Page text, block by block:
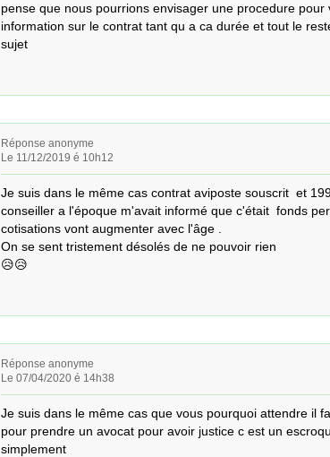
pense que nous pourrions envisager une procedure pour
information sur le contrat tant qu a ca durée et tout le
sujet
Réponse anonyme
Le 11/12/2019 é 10h12
Je suis dans le même cas contrat aviposte souscrit  et
conseiller a l'époque m'avait informé que c'était  fonds
cotisations vont augmenter avec l'âge .
On se sent tristement désolés de ne pouvoir rien
😥😥
Réponse anonyme
Le 07/04/2020 é 14h38
Je suis dans le même cas que vous pourquoi attendre il
pour prendre un avocat pour avoir justice c est un
simplement